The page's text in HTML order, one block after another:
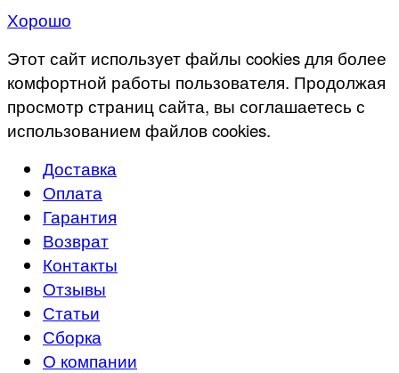
Хорошо
Этот сайт использует файлы cookies для более
комфортной работы пользователя. Продолжая
просмотр страниц сайта, вы соглашаетесь с
использованием файлов cookies.
Доставка
Оплата
Гарантия
Возврат
Контакты
Отзывы
Статьи
Сборка
О компании